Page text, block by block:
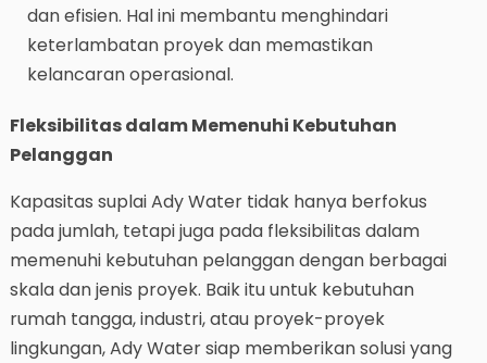
dan efisien. Hal ini membantu menghindari
keterlambatan proyek dan memastikan
kelancaran operasional.
Fleksibilitas dalam Memenuhi Kebutuhan
Pelanggan
Kapasitas suplai Ady Water tidak hanya berfokus
pada jumlah, tetapi juga pada fleksibilitas dalam
memenuhi kebutuhan pelanggan dengan berbagai
skala dan jenis proyek. Baik itu untuk kebutuhan
rumah tangga, industri, atau proyek-proyek
lingkungan, Ady Water siap memberikan solusi yang